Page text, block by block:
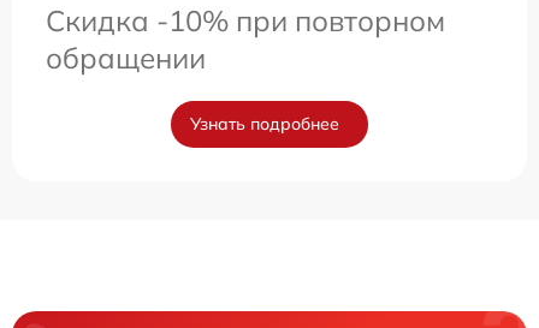
Скидка -10% при повторном
обращении
Узнать подробнее